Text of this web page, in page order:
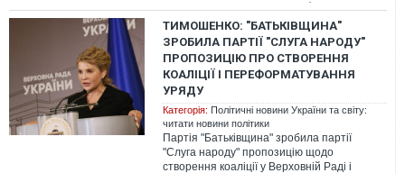
ТИМОШЕНКО: "БАТЬКІВЩИНА"
ЗРОБИЛА ПАРТІЇ "СЛУГА НАРОДУ"
ПРОПОЗИЦІЮ ПРО СТВОРЕННЯ
КОАЛІЦІЇ І ПЕРЕФОРМАТУВАННЯ
УРЯДУ
Категорія: Політичні новини України та світу:
читати новини політики
Партія "Батьківщина" зробила партії
"Слуга народу" пропозицію щодо
створення коаліції у Верховній Раді і